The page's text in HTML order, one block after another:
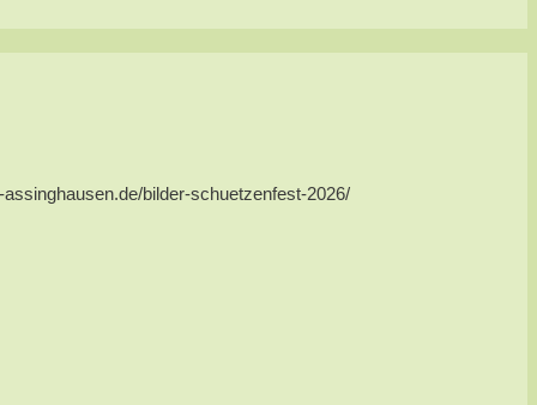
bilder-schuetzenfest-2026/